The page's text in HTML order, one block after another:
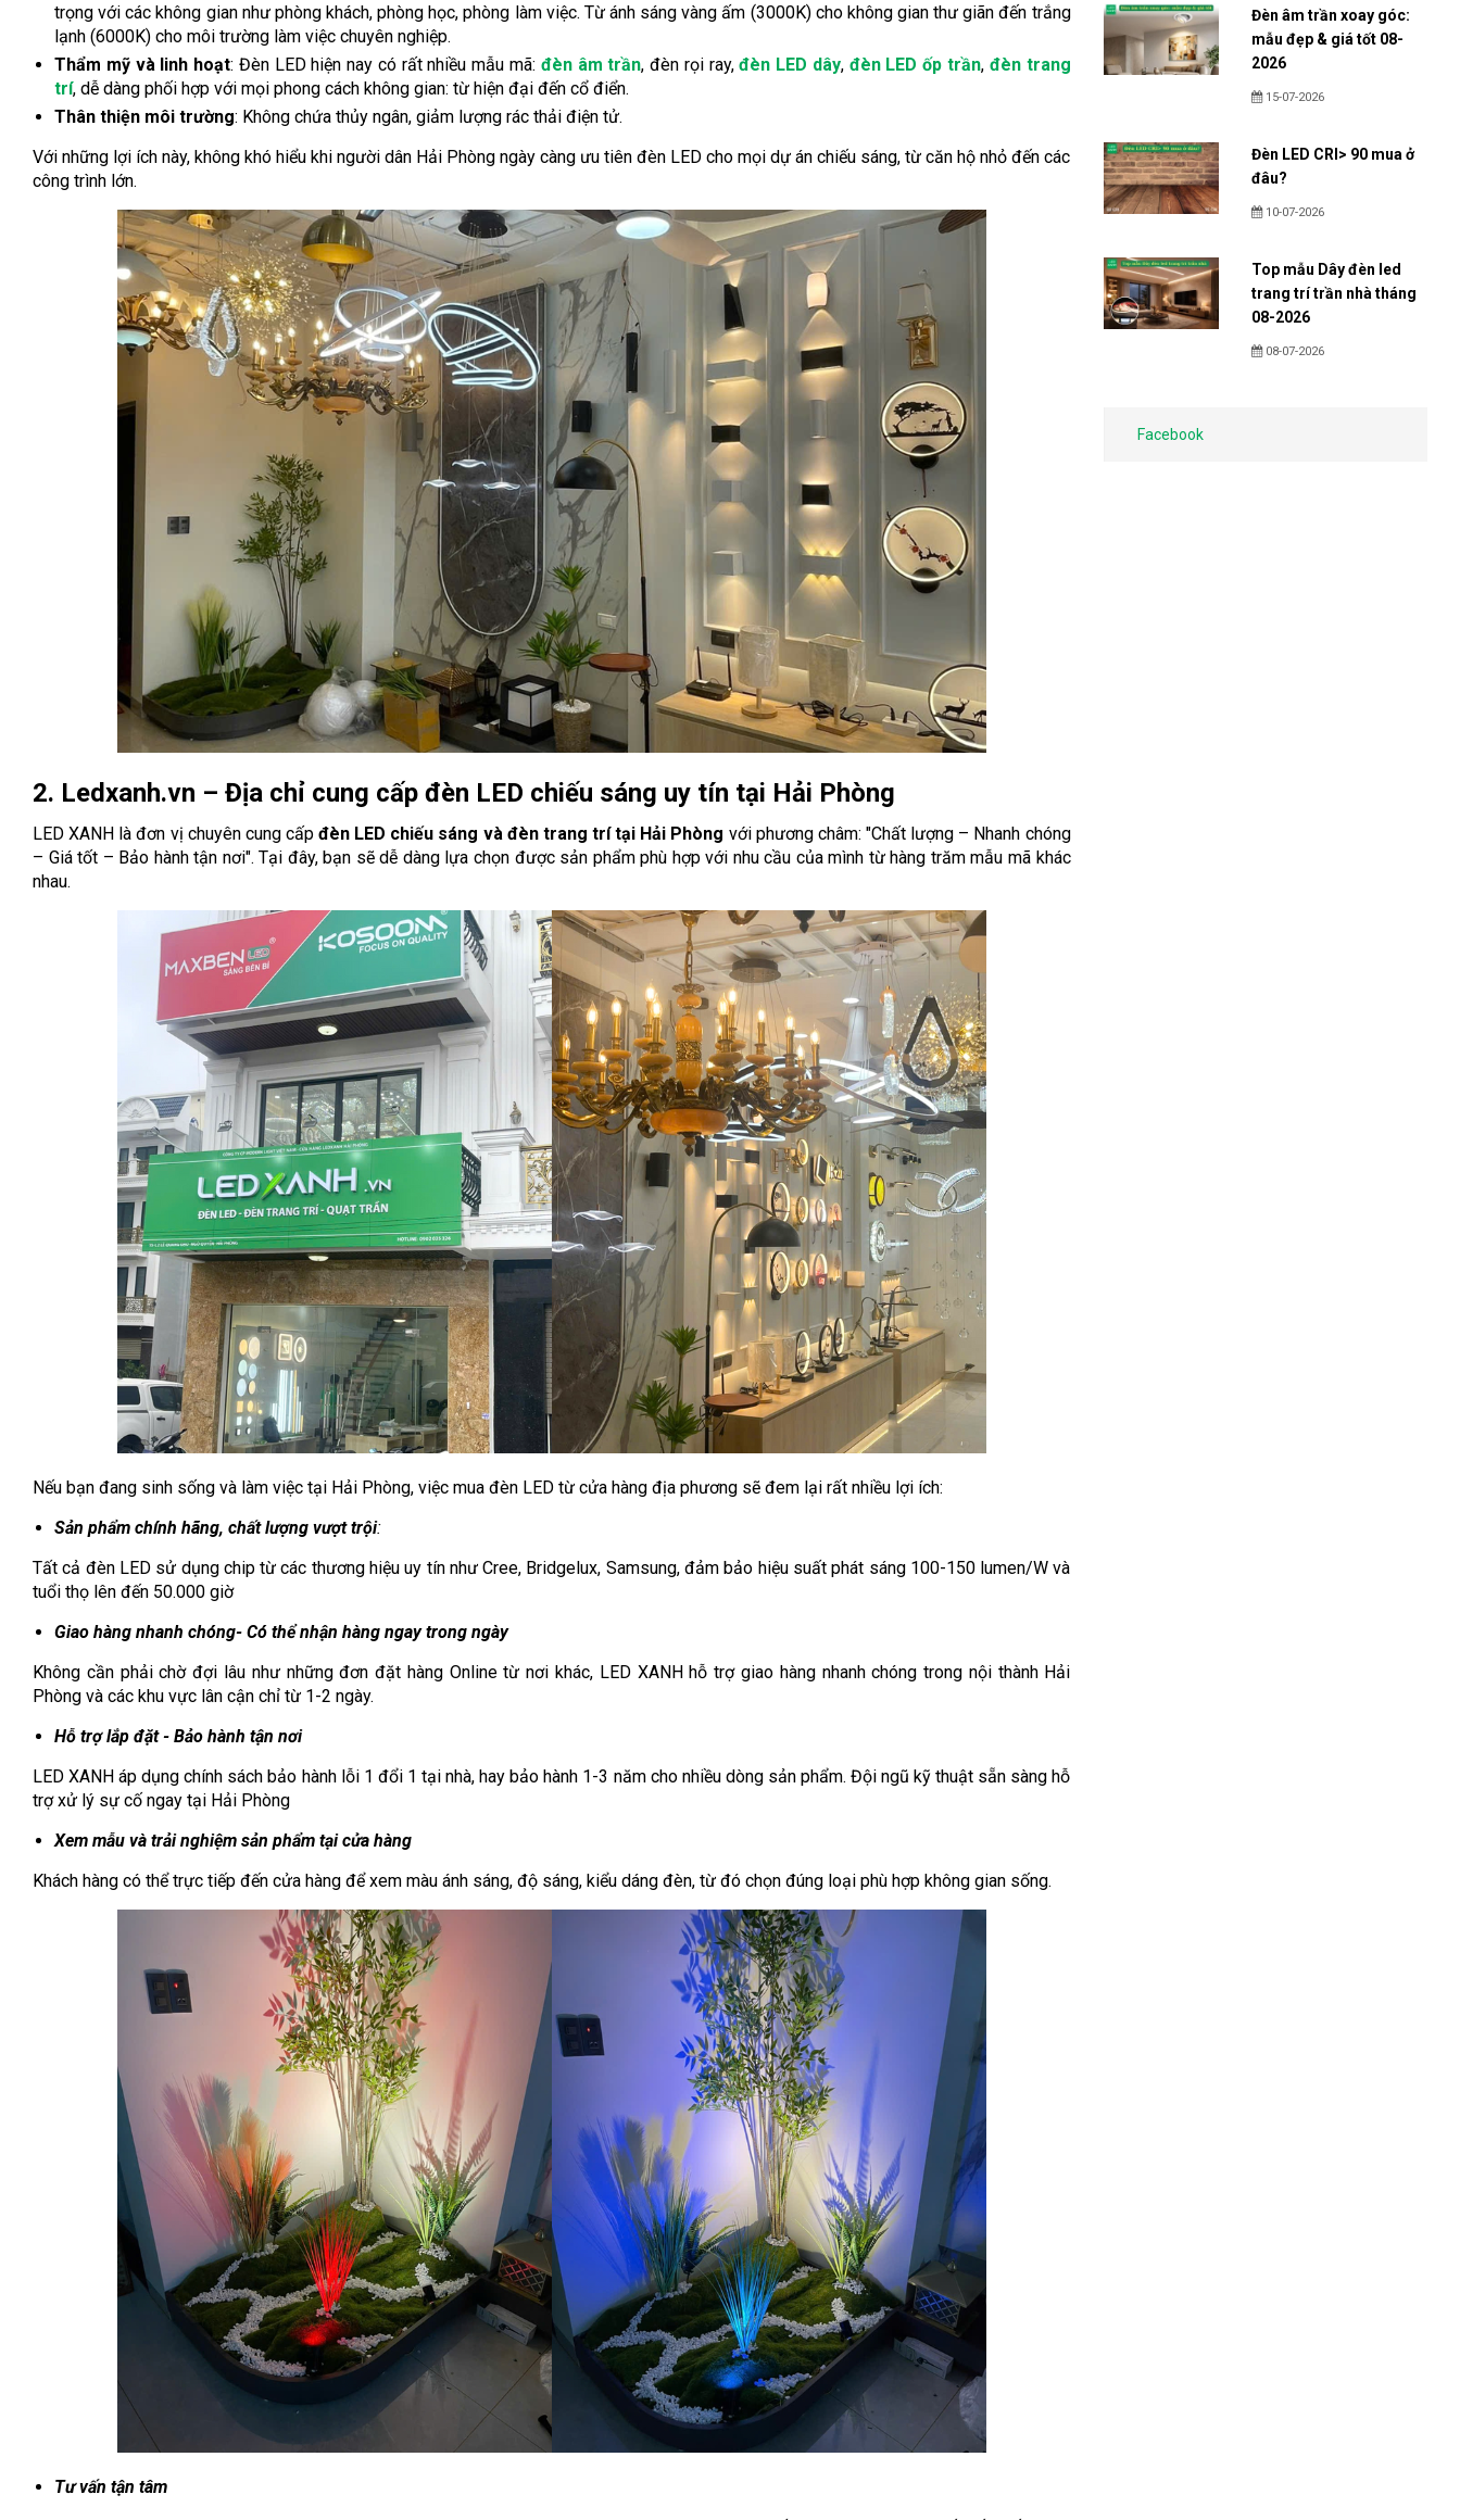
trọng với các không gian như phòng khách, phòng học, phòng làm việc. Từ ánh sáng vàng ấm (3000K) cho không gian thư giãn đến trắng
lạnh (6000K) cho môi trường làm việc chuyên nghiệp.
Thẩm mỹ và linh hoạt: Đèn LED hiện nay có rất nhiều mẫu mã: đèn âm trần, đèn rọi ray,đèn LED dây, đèn LED ốp trần, đèn trang
trí, dễ dàng phối hợp với mọi phong cách không gian: từ hiện đại đến cổ điển.
Thân thiện môi trường: Không chứa thủy ngân, giảm lượng rác thải điện tử.
Với những lợi ích này, không khó hiểu khi người dân Hải Phòng ngày càng ưu tiên đèn LED cho mọi dự án chiếu sáng, từ căn hộ nhỏ đến các
công trình lớn.
2. Ledxanh.vn – Địa chỉ cung cấp đèn LED chiếu sáng uy tín tại Hải Phòng
LED XANH là đơn vị chuyên cung cấpđèn LED chiếu sáng và đèn trang trí tại Hải Phòng với phương châm: "Chất lượng – Nhanh chóng
– Giá tốt – Bảo hành tận nơi". Tại đây, bạn sẽ dễ dàng lựa chọn được sản phẩm phù hợp với nhu cầu của mình từ hàng trăm mẫu mã khác
nhau.
Nếu bạn đang sinh sống và làm việc tại Hải Phòng, việc mua đèn LED từ cửa hàng địa phương sẽ đem lại rất nhiều lợi ích:
Sản phẩm chính hãng, chất lượng vượt trội:
Tất cả đèn LED sử dụng chip từ các thương hiệu uy tín như Cree, Bridgelux, Samsung, đảm bảo hiệu suất phát sáng 100-150 lumen/W và
tuổi thọ lên đến 50.000 giờ
Giao hàng nhanh chóng- Có thể nhận hàng ngay trong ngày
Không cần phải chờ đợi lâu như những đơn đặt hàng Online từ nơi khác, LED XANH hỗ trợ giao hàng nhanh chóng trong nội thành Hải
Phòng và các khu vực lân cận chỉ từ 1-2 ngày.
Hỗ trợ lắp đặt - Bảo hành tận nơi
LED XANH áp dụng chính sách bảo hành lỗi 1 đổi 1 tại nhà, hay bảo hành 1-3 năm cho nhiều dòng sản phẩm. Đội ngũ kỹ thuật sẵn sàng hỗ
trợ xử lý sự cố ngay tại Hải Phòng
Xem mẫu và trải nghiệm sản phẩm tại cửa hàng
Khách hàng có thể trực tiếp đến cửa hàng để xem màu ánh sáng, độ sáng, kiểu dáng đèn, từ đó chọn đúng loại phù hợp không gian sống.
Tư vấn tận tâm
Đèn âm trần xoay góc:
mẫu đẹp & giá tốt 08-
2026
15-07-2026
Đèn LED CRI> 90 mua ở
đâu?
10-07-2026
Top mẫu Dây đèn led
trang trí trần nhà tháng
08-2026
08-07-2026
Facebook